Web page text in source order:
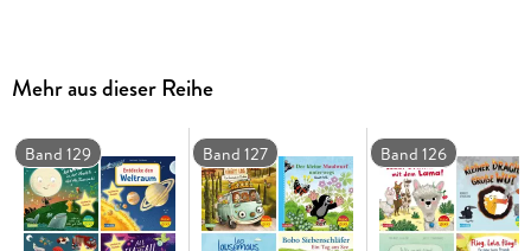
Maxi Pixi 432: Ich bin anders als du - ich bin wie du
Maxi Pixi 216: Julian ist eine Meerjungfrau
Mehr aus dieser Reihe
Band 129 Band 127 Band 126